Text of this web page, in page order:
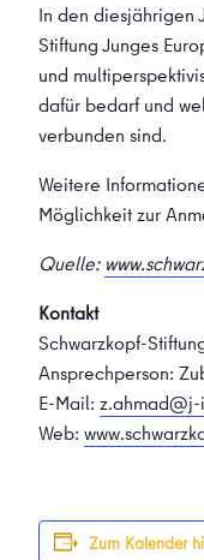
In den diesjährigen
Stiftung Junges
und
dafür bedarf und
verbunden sind.
Weitere
Möglichkeit zur
Quelle:
Kontakt
Schwarzkopf-
Ansprechperson:
E-Mail:
Web:
Zum Kalender